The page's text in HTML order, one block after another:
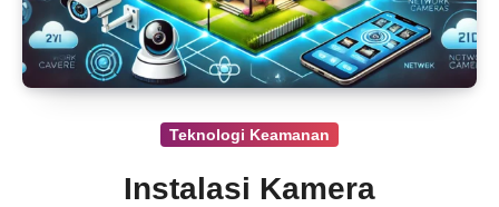
Teknologi Keamanan
Instalasi Kamera